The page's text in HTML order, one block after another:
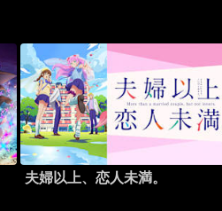
夫婦以上、恋人未満。